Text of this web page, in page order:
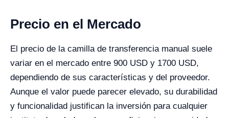
Precio en el Mercado
El precio de la camilla de transferencia manual suele
variar en el mercado entre 900 USD y 1700 USD,
dependiendo de sus características y del proveedor.
Aunque el valor puede parecer elevado, su durabilidad
y funcionalidad justifican la inversión para cualquier